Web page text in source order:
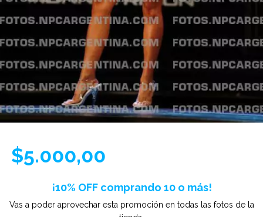
$5.000,00
¡10% OFF comprando 10 o más!
Vas a poder aprovechar esta promoción en todas las fotos de la